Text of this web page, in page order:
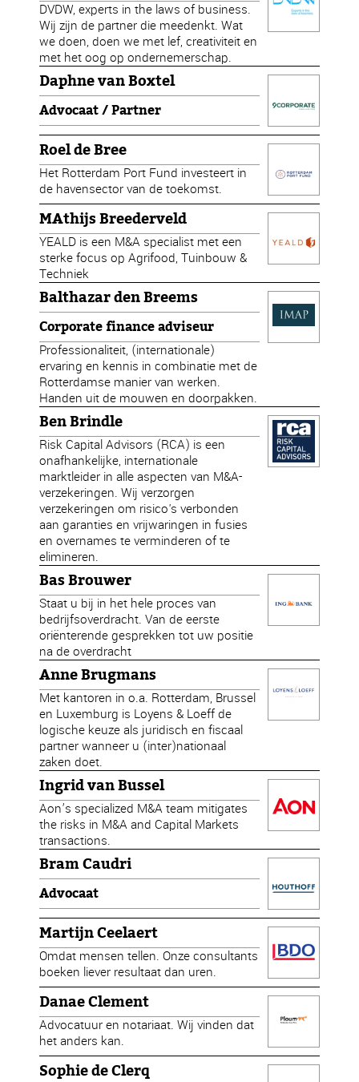
DVDW, experts in the laws of business.
Wij zijn de partner die meedenkt. Wat
we doen, doen we met lef, creativiteit en
met het oog op ondernemerschap.
Daphne van Boxtel
Advocaat / Partner
Roel de Bree
Het Rotterdam Port Fund investeert in
de havensector van de toekomst.
MAthijs Breederveld
YEALD is een M&A specialist met een
sterke focus op Agrifood, Tuinbouw &
Techniek
Balthazar den Breems
Corporate finance adviseur
Professionaliteit, (internationale)
ervaring en kennis in combinatie met de
Rotterdamse manier van werken.
Handen uit de mouwen en doorpakken.
Ben Brindle
Risk Capital Advisors (RCA) is een
onafhankelijke, internationale
marktleider in alle aspecten van M&A-
verzekeringen. Wij verzorgen
verzekeringen om risico's verbonden
aan garanties en vrijwaringen in fusies
en overnames te verminderen of te
elimineren.
Bas Brouwer
Staat u bij in het hele proces van
bedrijfsoverdracht. Van de eerste
oriënterende gesprekken tot uw positie
na de overdracht
Anne Brugmans
Met kantoren in o.a. Rotterdam, Brussel
en Luxemburg is Loyens & Loeff de
logische keuze als juridisch en fiscaal
partner wanneer u (inter)nationaal
zaken doet.
Ingrid van Bussel
Aon’s specialized M&A team mitigates
the risks in M&A and Capital Markets
transactions.
Bram Caudri
Advocaat
Martijn Ceelaert
Omdat mensen tellen. Onze consultants
boeken liever resultaat dan uren.
Danae Clement
Advocatuur en notariaat. Wij vinden dat
het anders kan.
Sophie de Clerq